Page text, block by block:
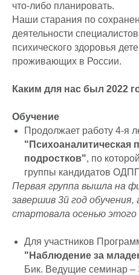
что-либо планировать.
Наши старания по
деятельности
психического здоровья
проживающих в России.
Каким для нас был 2022
Обучение
Продолжает работу 4-я
"Психоаналитическая
подростков", по
группы кандидатов
Первая группа вышла на
завершив 3й год обучения,
стартовала осенью этого
Для участников
"Наблюдение за
Бик. Ведущие семинар –